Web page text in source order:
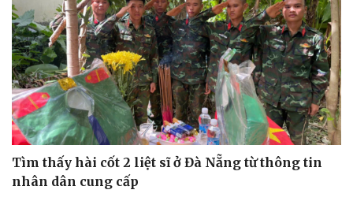
Tìm thấy hài cốt 2 liệt sĩ ở Đà Nẵng từ thông tin
nhân dân cung cấp